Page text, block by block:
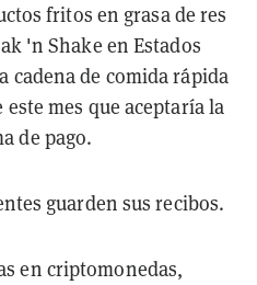
fritos en grasa de res
'n Shake en Estados
cadena de comida rápida
mes que aceptaría la
de pago.
guarden sus recibos.
en criptomonedas,